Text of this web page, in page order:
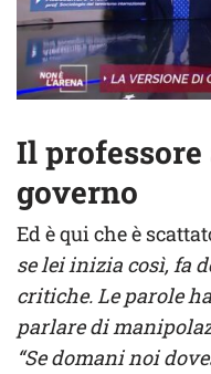
Il
governo
Ed è qui che è
se lei inizia così, fa
critiche. Le parole
parlare di
“Se domani noi